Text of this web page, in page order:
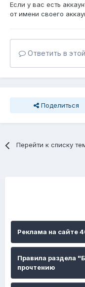
Если у вас есть
от имени своего
Ответить в
Поделиться
Перейти к списку
Реклама на сайте
Правила раздела
прочтению